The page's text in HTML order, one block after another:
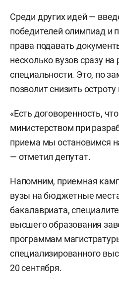
Среди других идей —
победителей олимпиад и
права подавать
несколько вузов сразу на
специальности. Это, по
позволит снизить
«Есть договоренность,
министерством при
приема мы остановимся
— отметил депутат.
Напомним, приемная
вузы на бюджетные
бакалавриата,
высшего образования
программам
специализированного
20 сентября.